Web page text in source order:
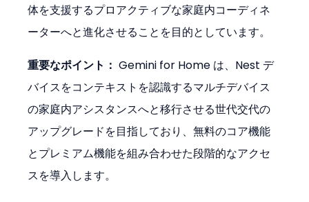
体を支援するプロアクティブな家庭内コーディネ
ーターへと進化させることを目的としています。
重要なポイント： Gemini for Home は、Nest デ
バイスをコンテキストを認識するマルチデバイス
の家庭内アシスタンスへと移行させる世代交代の
アップグレードを目指しており、無料のコア機能
とプレミアム機能を組み合わせた段階的なアクセ
スを導入します。